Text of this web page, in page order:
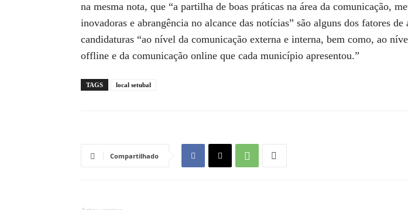
na mesma nota, que “a partilha de boas práticas na área da comunicação,
inovadoras e abrangência no alcance das notícias” são alguns dos fatores de
candidaturas “ao nível da comunicação externa e interna, bem como, ao
offline e da comunicação online que cada município apresentou.”
TAGS local setubal
Compartilhado